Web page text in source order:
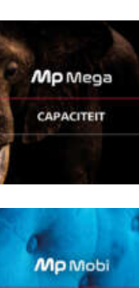
Gearless met grote capaciteit